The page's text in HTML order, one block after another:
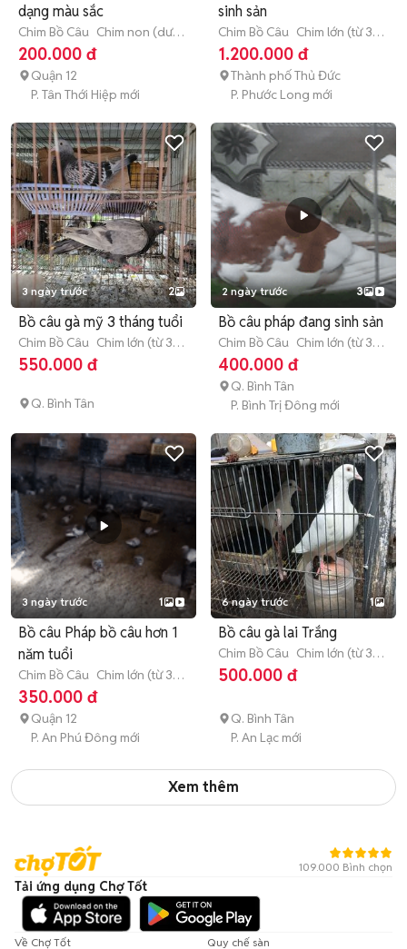
dạng màu sắc
Chim Bồ Câu Chim non (dưới
3 tháng tuổi)
200.000 đ
Quận 12
P. Tân Thới Hiệp mới
sinh sản
Chim Bồ Câu Chim lớn (từ 3
tháng tuổi)
1.200.000 đ
Thành phố Thủ Đức
P. Phước Long mới
3 ngày trước 2
Bồ câu gà mỹ 3 tháng tuổi
Chim Bồ Câu Chim lớn (từ 3
tháng tuổi)
550.000 đ
Q. Bình Tân
2 ngày trước 3
Bồ câu pháp đang sinh sản
Chim Bồ Câu Chim lớn (từ 3
tháng tuổi)
400.000 đ
Q. Bình Tân
P. Bình Trị Đông mới
3 ngày trước 1
Bồ câu Pháp bồ câu hơn 1
năm tuổi
Chim Bồ Câu Chim lớn (từ 3
tháng tuổi)
350.000 đ
Quận 12
P. An Phú Đông mới
6 ngày trước 1
Bồ câu gà lai Trắng
Chim Bồ Câu Chim lớn (từ 3
tháng tuổi)
500.000 đ
Q. Bình Tân
P. An Lạc mới
Xem thêm
109.000 Bình chọn
Tải ứng dụng Chợ Tốt
Về Chợ Tốt Quy chế sàn